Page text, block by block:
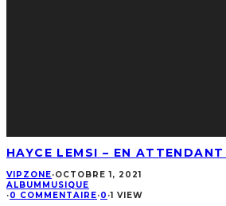
HAYCE LEMSI – EN ATTENDANT
VIPZONE·OCTOBRE 1, 2021
ALBUM MUSIQUE
·0 COMMENTAIRE·0 ·1 VIEW